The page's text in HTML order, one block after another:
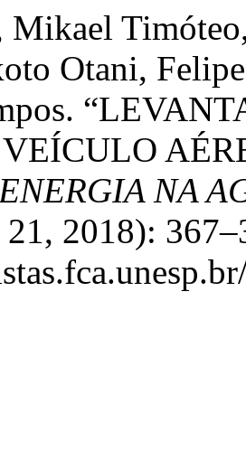
Mikael
Otani,
NA
2018):